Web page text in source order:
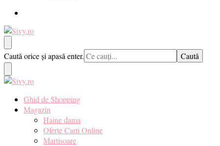
Sivy.ro ❤️
Sivy.ro este un sursa de inspiratie si un ghid de cumparare online
pentru tine. ❤️
Cauți
ceva?
Caută orice și apasă enter.
Sivy.ro ❤️
Sivy.ro este un sursa de inspiratie si un ghid de cumparare online
pentru tine. ❤️
Ghid de Shopping
Magazin
Haine dama
Oferte Carti Online
Martisoare